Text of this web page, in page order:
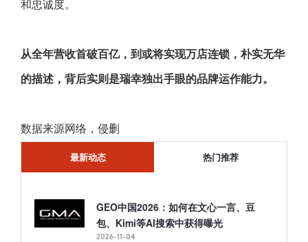
和忠诚度。
从全年营收首破百亿，到或将实现万店连锁，朴实无华
的描述，背后实则是瑞幸独出手眼的品牌运作能力。
数据来源网络，侵删
最新动态 热门推荐
GEO中国2026：如何在文心一言、豆
包、Kimi等AI搜索中获得曝光
2026-11-04